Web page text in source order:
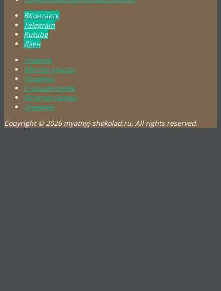
ВКонтакте
Telegram
Rutube
Дзен
Главная
Мастер классы
Проекты
О нашем клубе
Остатки сладки
Дневник
Copyright © 2026 myatnyj-shokolad.ru. All rights reserved.